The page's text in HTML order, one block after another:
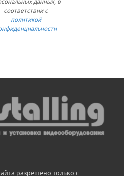
данных, в
соответствии с
политикой
разрешено только с